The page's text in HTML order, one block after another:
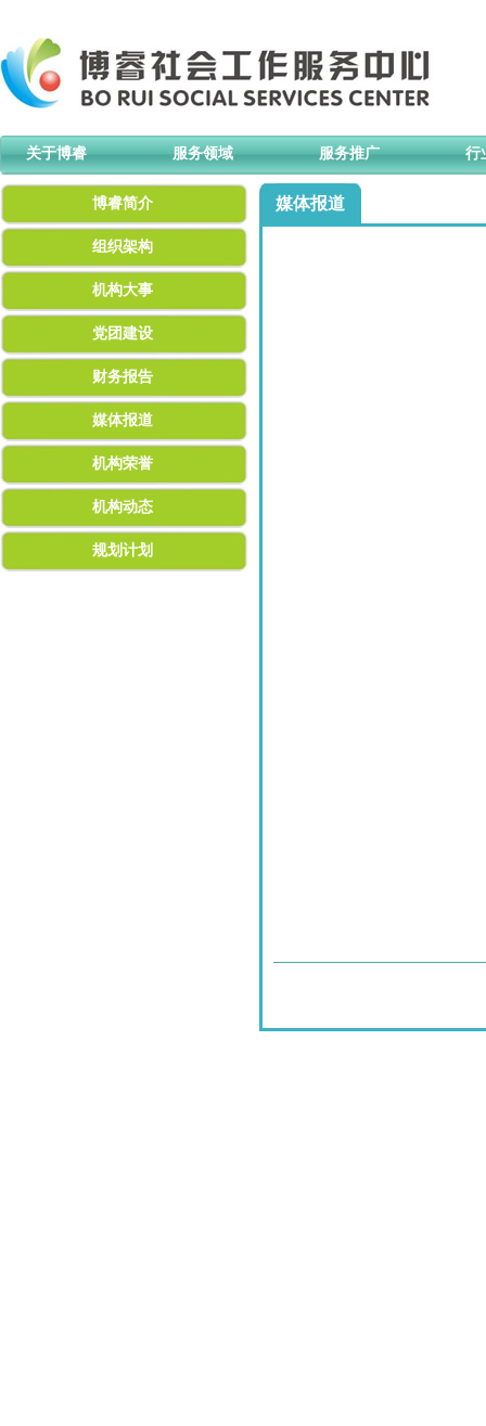
关于博睿 服务领域 服务推广 行
博睿简介
组织架构
机构大事
党团建设
财务报告
媒体报道
机构荣誉
机构动态
规划计划
媒体报道